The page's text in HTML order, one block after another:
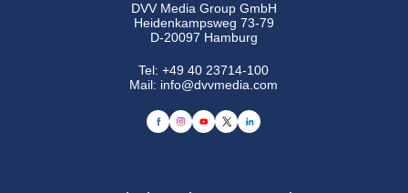
DVV Media Group GmbH
Heidenkampsweg 73-79
D-20097 Hamburg
Tel:+49 40 23714-100
Mail: info@dvvmedia.com